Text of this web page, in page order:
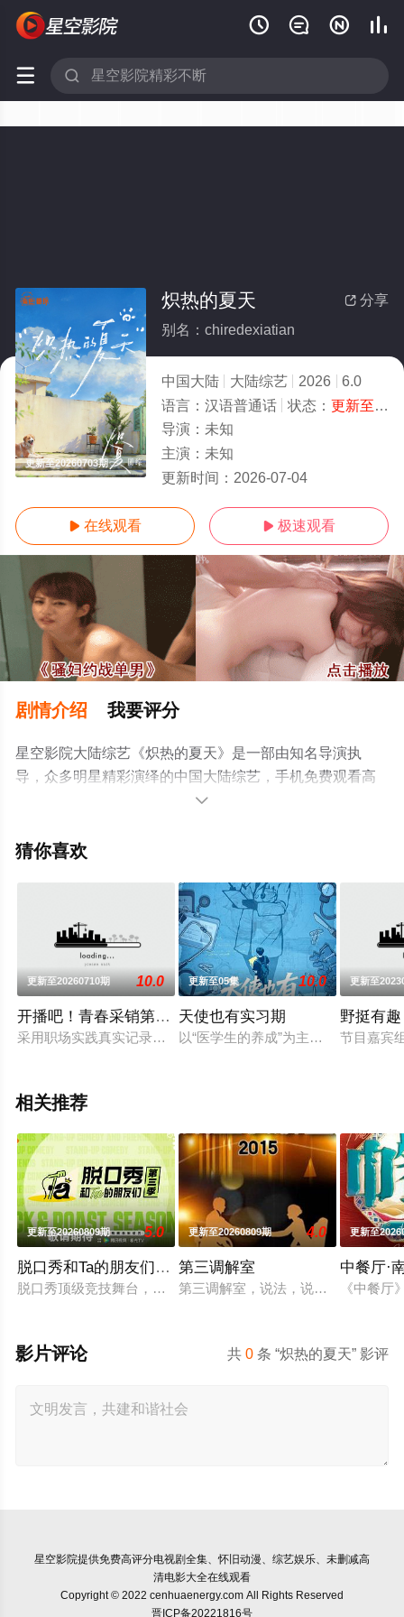
   
 
更新至20260703期
 分享
炽热的夏天
别名：chiredexiatian
中国大陆 大陆综艺 2026
6.0
语言： 汉语普通话 状态： 更新至20260703期
导演： 未知
主演： 未知
更新时间： 2026-07-04
 在线观看  极速观看
剧情介绍 我要评分
星空影院大陆综艺《炽热的夏天》是一部由知名导演执
导，众多明星精彩演绎的中国大陆综艺，手机免费观看高
清无删减完整版综艺节目就上星空影视，更多相关信息可

猜你喜欢
更新至20260710期 10.0
开播吧！青春采销第2季
采用职场实践真实记录的真人秀竞技形式，真实记录选手职场
更新至05集 10.0
天使也有实习期
以“医学生的养成”为主题，跟踪记
更新至
野挺有趣
节目嘉宾
相关推荐
更新至20260809期 5.0
脱口秀和Ta的朋友们 第三季
脱口秀顶级竞技舞台，年度热梗发源地，2026夏天准时快乐
更新至20260809期 4.0
第三调解室
第三调解室，说法，说理，说亲情。
更新至
中餐厅·
《中餐厅
共0 条 “炽热的夏天” 影评
影片评论
星空影院提供免费高评分电视剧全集、怀旧动漫、综艺娱乐、未删减高
清电影大全在线观看
Copyright © 2022 cenhuaenergy.com All Rights Reserved
晋ICP备20221816号